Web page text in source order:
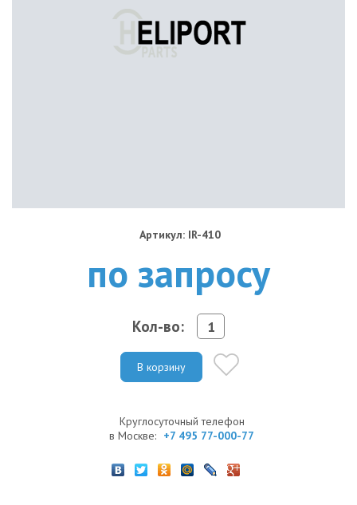
Артикул: IR-410
по запросу
Кол-во:
В корзину
Круглосуточный телефон
в Москве: +7 495 77-000-77